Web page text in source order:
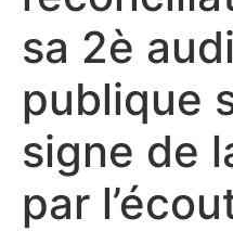
sa 2è
publique
signe de
par